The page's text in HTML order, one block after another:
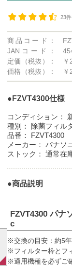
23件
商品コード：
JANコード：
定価（税抜）：
￥
価格（税抜）：
￥
●FZVT4300仕様
コンディション：
種別：
除菌フィル
品番：
FZVT4300
メーカー： パナソ
ストック： 通常在
●商品説明
FZVT4300 パナ
c
※交換の目安：約5
※フィルター枠とフ
※適用機種を必ずご